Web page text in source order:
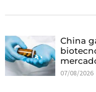
China
07/08/2026